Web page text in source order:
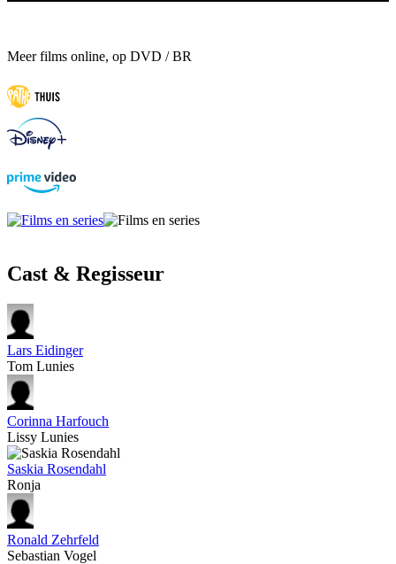
Meer films online, op DVD / BR
Cast & Regisseur
Lars Eidinger
Tom Lunies
Corinna Harfouch
Lissy Lunies
Saskia Rosendahl
Ronja
Ronald Zehrfeld
Sebastian Vogel